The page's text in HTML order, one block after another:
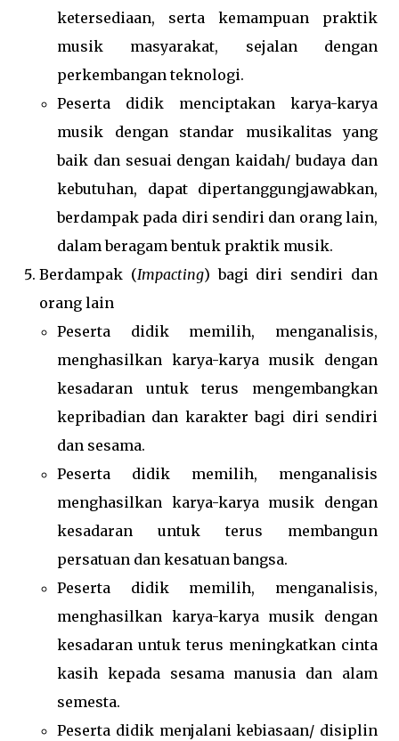
ketersediaan, serta kemampuan praktik
musik masyarakat, sejalan dengan
perkembangan teknologi.
Peserta didik menciptakan karya-karya
musik dengan standar musikalitas yang
baik dan sesuai dengan kaidah/ budaya dan
kebutuhan, dapat dipertanggungjawabkan,
berdampak pada diri sendiri dan orang lain,
dalam beragam bentuk praktik musik.
Berdampak (Impacting) bagi diri sendiri dan
orang lain
Peserta didik memilih, menganalisis,
menghasilkan karya-karya musik dengan
kesadaran untuk terus mengembangkan
kepribadian dan karakter bagi diri sendiri
dan sesama.
Peserta didik memilih, menganalisis
menghasilkan karya-karya musik dengan
kesadaran untuk terus membangun
persatuan dan kesatuan bangsa.
Peserta didik memilih, menganalisis,
menghasilkan karya-karya musik dengan
kesadaran untuk terus meningkatkan cinta
kasih kepada sesama manusia dan alam
semesta.
Peserta didik menjalani kebiasaan/ disiplin